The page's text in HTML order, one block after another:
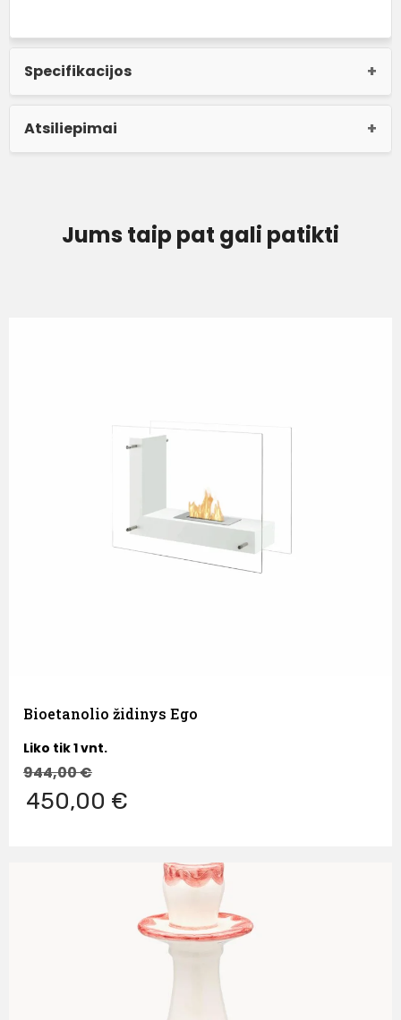
Specifikacijos
Atsiliepimai
Jums taip pat gali patikti
Bioetanolio židinys Ego
Liko tik 1 vnt.
944,00€
450,00 €